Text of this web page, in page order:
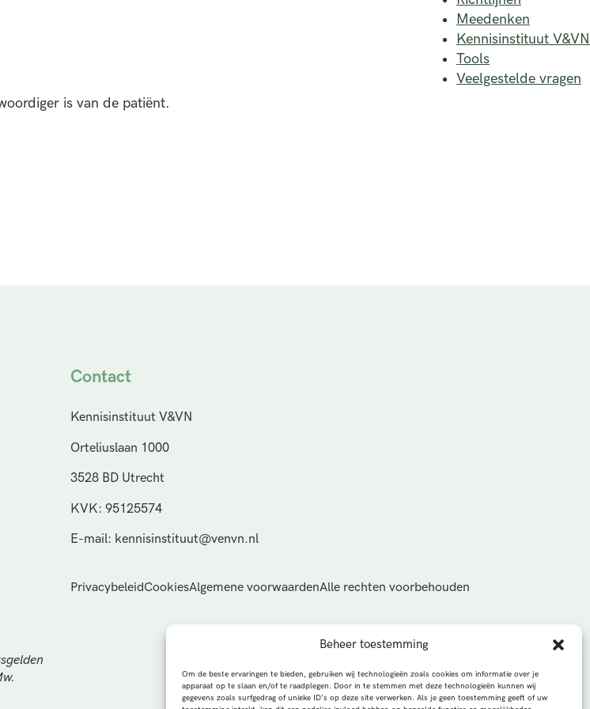
Beheer toestemming
Om de beste ervaringen te bieden, gebruiken wij technologieën zoals cookies om informatie over je
apparaat op te slaan en/of te raadplegen. Door in te stemmen met deze technologieën kunnen wij
gegevens zoals surfgedrag of unieke ID's op deze site verwerken. Als je geen toestemming geeft of uw
Meedenken
Kennisinstituut V&VN
Tools
Veelgestelde vragen
is van de patiënt.
Contact
Kennisinstituut V&VN
Orteliuslaan 1000
3528 BD Utrecht
KVK: 95125574
E-mail: kennisinstituut@venvn.nl
PrivacybeleidCookiesAlgemene voorwaardenAlle rechten voorbehouden